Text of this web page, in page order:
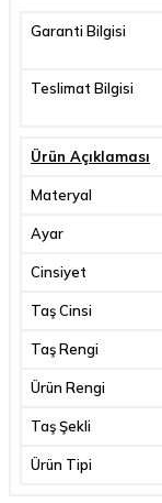
Garanti Bilgisi
Teslimat Bilgisi
Ürün Açıklaması
Materyal
Ayar
Cinsiyet
Taş Cinsi
Taş Rengi
Ürün Rengi
Taş Şekli
Ürün Tipi